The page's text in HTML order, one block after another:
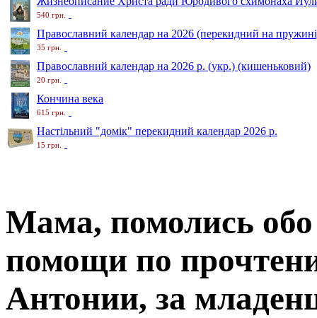
540 грн.
Православний календар на 2026 (перекидний на
35 грн.
Православний календар на 2026 р. (укр.) (кишеньковий)
20 грн.
Кончина века
615 грн.
Настільний "домік" перекидний календар 2026 р.
15 грн.
Мама, помолись
помощи по
Антонии, за